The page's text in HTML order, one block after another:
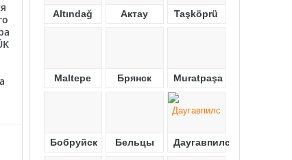
Altındağ Актау Taşköprü
Maltepe Брянск Muratpaşa
Бобруйск Бельцы Даугавпилс